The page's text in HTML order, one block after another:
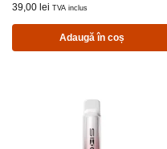
39,00 lei TVA inclus
Adaugă în coș